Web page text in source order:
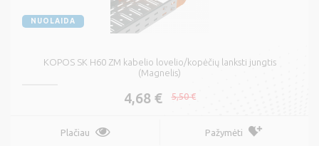
NUOLAIDA
KOPOS SK H60 ZM kabelio lovelio/kopėčių lanksti jungtis
(Magnelis)
4,68 € 5,50 €
Plačiau Pažymėti